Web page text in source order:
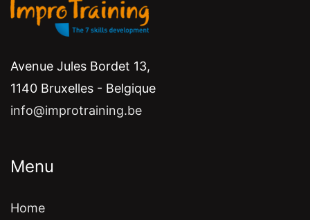
Avenue Jules Bordet 13,
1140 Bruxelles - Belgique
info@improtraining.be
Menu
Home